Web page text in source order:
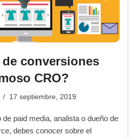
conversiones
CRO?
17 septiembre, 2019
paid media, analista o dueño de
debes conocer sobre el